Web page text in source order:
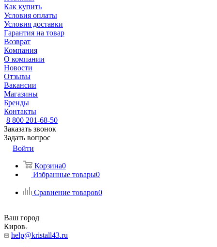
Как купить
Условия оплаты
Условия доставки
Гарантия на товар
Возврат
Компания
О компании
Новости
Отзывы
Вакансии
Магазины
Бренды
Контакты
8 800 201-68-50
Заказать звонок
Задать вопрос
Войти
Корзина0
Избранные товары0
Сравнение товаров0
Ваш город
Киров
help@kristall43.ru